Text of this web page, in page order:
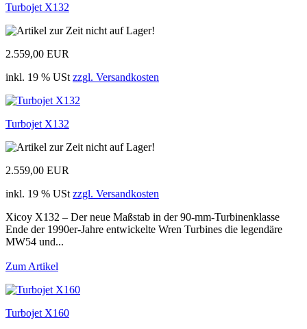
Turbojet X132
2.559,00 EUR
inkl. 19 % USt zzgl. Versandkosten
Turbojet X132
2.559,00 EUR
inkl. 19 % USt zzgl. Versandkosten
Xicoy X132 – Der neue Maßstab in der 90-mm-Turbinenklasse
Ende der 1990er-Jahre entwickelte Wren Turbines die legendäre
MW54 und...
Zum Artikel
Turbojet X160